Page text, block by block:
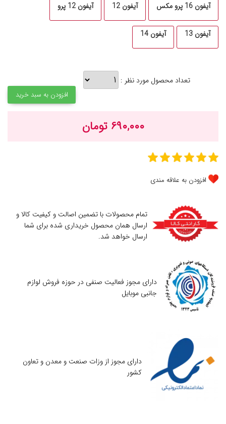
آیفون 16 پرو مکس آیفون 12 آیفون 12 پرو
آیفون 13 آیفون 14
تعداد محصول مورد نظر :
افزودن به سبد خرید
۶۹۰,۰۰۰ تومان
افزودن به علاقه مندی
تمام محصولات با تضمین اصالت و کیفیت کالا و
ارسال همان محصول خریداری شده برای شما
ارسال خواهد شد.
دارای مجوز فعالیت صنفی در حوزه فروش لوازم
جانبی موبایل
دارای مجوز از وزات صنعت و معدن و تعاون
کشور